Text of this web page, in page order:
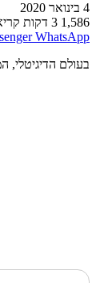
4 בינואר 2020
1,586 3 דקות קריאה
WhatsApp
בעולם הדיגיטלי,